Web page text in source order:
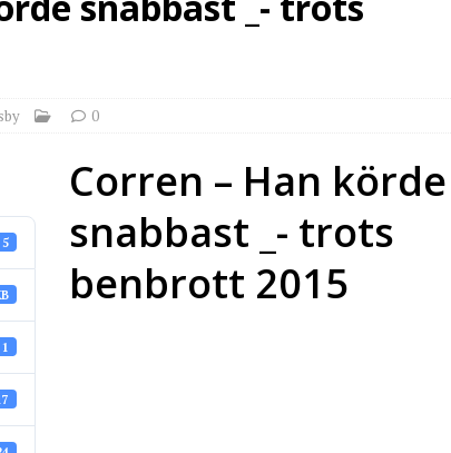
Stensby Trackdays 2026 Fullbokat – tack för ert stora intresse!
0
5
1
Corren – Han körde
snabbast _- trots
benbrott 2015